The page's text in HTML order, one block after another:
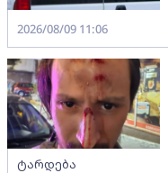
2026/08/09 11:06
ტარდება